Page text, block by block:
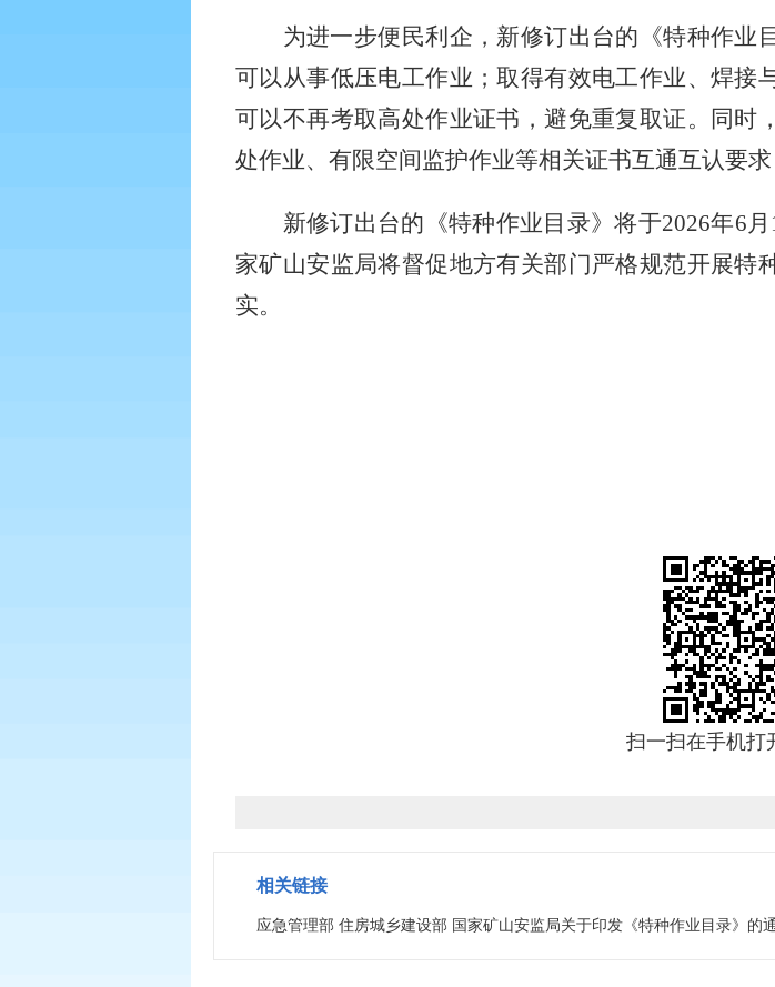
为进一步便民利企，新修订出台的《特种作业
可以从事低压电工作业；取得有效电工作业、焊接
可以不再考取高处作业证书，避免重复取证。同时
处作业、有限空间监护作业等相关证书互通互认要
新修订出台的《特种作业目录》将于2026年6
家矿山安监局将督促地方有关部门严格规范开展特
实。
扫一扫在手机打
相关链接
应急管理部 住房城乡建设部 国家矿山安监局关于印发《特种作业目录》的